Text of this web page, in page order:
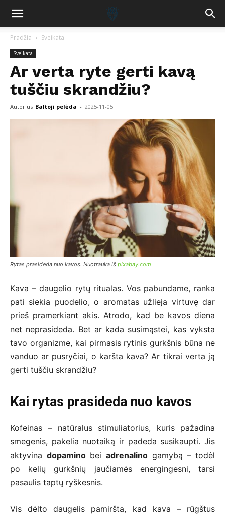
Pradžia Sveikata
Sveikata
Ar verta ryte gerti kavą
tuščiu skrandžiu?
Autorius Baltoji pelėda - 2025-11-05
Rytas prasideda nuo kavos. Nuotrauka iš pixabay.com
Kava – daugelio rytų ritualas. Vos pabundame, ranka
pati siekia puodelio, o aromatas užlieja virtuvę dar
prieš pramerkiant akis. Atrodo, kad be kavos diena
net neprasideda. Bet ar kada susimąstei, kas vyksta
tavo organizme, kai pirmasis rytinis gurkšnis būna ne
vanduo ar pusryčiai, o karšta kava? Ar tikrai verta ją
gerti tuščiu skrandžiu?
Kai rytas prasideda nuo kavos
Kofeinas – natūralus stimuliatorius, kuris pažadina
smegenis, pakelia nuotaiką ir padeda susikaupti. Jis
aktyvina dopaminobeiadrenalino gamybą – todėl
po kelių gurkšnių jaučiamės energingesni, tarsi
pasaulis taptų ryškesnis.
Vis dėlto daugelis pamiršta, kad kava – rūgštus